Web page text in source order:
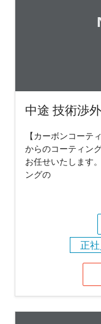
中途 技術渉
【カーボンコーテ
からのコーティン
お任せいたします
ングの
正